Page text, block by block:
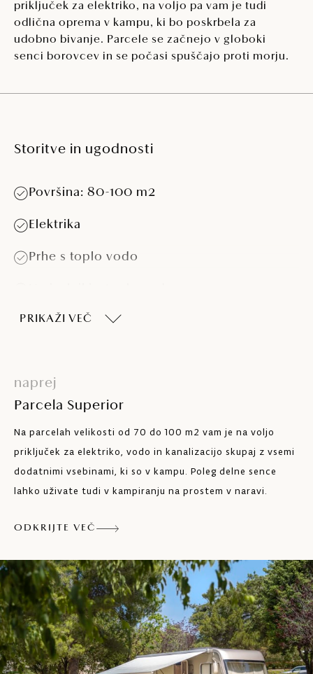
priključek za elektriko, na voljo pa vam je tudi
odlična oprema v kampu, ki bo poskrbela za
udobno bivanje. Parcele se začnejo v globoki
senci borovcev in se počasi spuščajo proti morju.
Storitve in ugodnosti
Površina: 80-100 m2
Elektrika
Prhe s toplo vodo
Posamezne kabine za umivanje
Pralni stroji
Sušilnik za lase
posebnimi potrebami
Možnost najema družinske kopalnice
Prhe za hišne ljubljenčke
Delno primerno za kamp hiške > 5,5 m
Delno primerno za prikolice > 7,5 m in > 4 t
PRIKAŽI VEČ
naprej
Parcela Superior
Na parcelah velikosti od 70 do 100 m2 vam je na voljo
priključek za elektriko, vodo in kanalizacijo skupaj z vsemi
dodatnimi vsebinami, ki so v kampu. Poleg delne sence
lahko uživate tudi v kampiranju na prostem v naravi.
ODKRIJTE VEČ